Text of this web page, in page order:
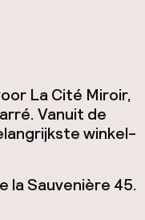
La Cité Miroir,
Vanuit de
winkel-
la Sauvenière 45.